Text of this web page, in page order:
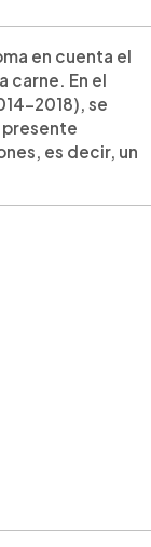
en cuenta el
carne. En el
2018), se
presente
es decir, un